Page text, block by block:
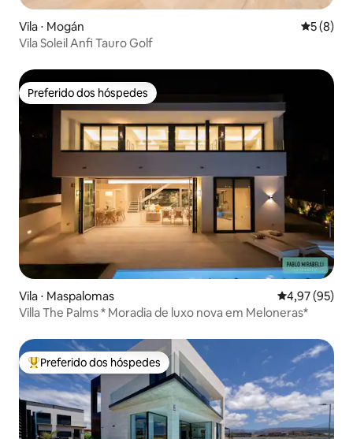
Vila ⋅ Mogán 5 de
5 (8)
Vila Soleil Anfi Tauro Golf
Preferido dos hóspedes
Preferido dos hóspedes
Vila ⋅ Maspalomas 4,97 de uma
4,97 (95)
Villa The Palms * Moradia de luxo nova em Meloneras*
Entre os melhores preferidos dos hóspedes
Preferido dos hóspedes